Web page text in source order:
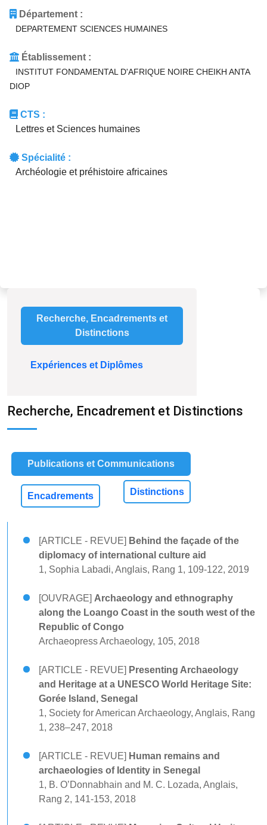
Département :
DEPARTEMENT SCIENCES HUMAINES
Établissement :
INSTITUT FONDAMENTAL D'AFRIQUE NOIRE CHEIKH ANTA
DIOP
CTS :
Lettres et Sciences humaines
Spécialité :
Archéologie et préhistoire africaines
Recherche, Encadrements et
Distinctions
Expériences et Diplômes
Recherche, Encadrement et Distinctions
Publications et Communications
Encadrements Distinctions
[ARTICLE - REVUE] Behind the façade of the
diplomacy of international culture aid
1, Sophia Labadi, Anglais, Rang 1, 109-122, 2019
[OUVRAGE] Archaeology and ethnography
along the Loango Coast in the south west of the
Republic of Congo
Archaeopress Archaeology, 105, 2018
[ARTICLE - REVUE] Presenting Archaeology
and Heritage at a UNESCO World Heritage Site:
Gorée Island, Senegal
1, Society for American Archaeology, Anglais, Rang
1, 238–247, 2018
[ARTICLE - REVUE] Human remains and
archaeologies of Identity in Senegal
1, B. O’Donnabhain and M. C. Lozada, Anglais,
Rang 2, 141-153, 2018